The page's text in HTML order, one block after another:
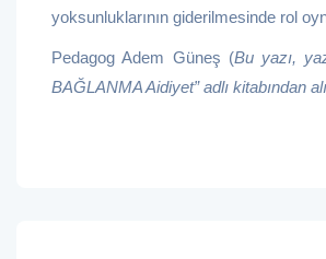
yoksunluklarının giderilmesinde rol
Pedagog Adem Güneş (Bu yazı,
BAĞLANMA Aidiyet” adlı kitabından